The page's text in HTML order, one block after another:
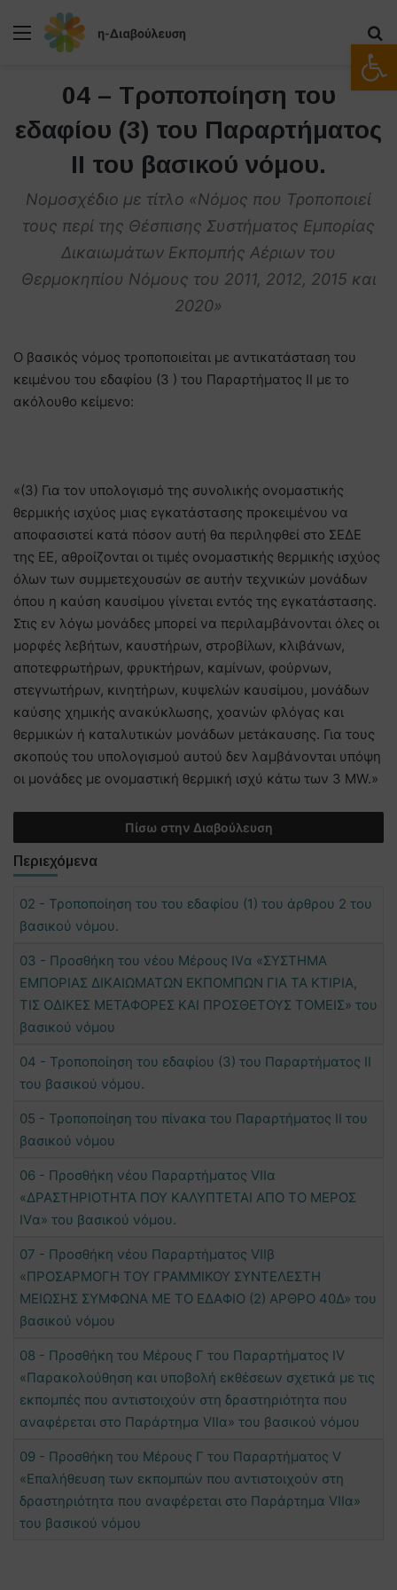
Μενού
04 – Τροποποίηση του
εδαφίου (3) του Παραρτήματος
II του βασικού νόμου.
Νομοσχέδιο με τίτλο «Νόμος που Τροποποιεί
τους περί της Θέσπισης Συστήματος Εμπορίας
Δικαιωμάτων Εκπομπής Αέριων του
Θερμοκηπίου Νόμους του 2011, 2012, 2015 και
2020»
Ο βασικός νόμος τροποποιείται με αντικατάσταση του
κειμένου του εδαφίου (3 ) του Παραρτήματος II με το
ακόλουθο κείμενο:
«(3) Για τον υπολογισμό της συνολικής ονομαστικής
θερμικής ισχύος μιας εγκατάστασης προκειμένου να
αποφασιστεί κατά πόσον αυτή θα περιληφθεί στο ΣΕΔΕ
της ΕΕ, αθροίζονται οι τιμές ονομαστικής θερμικής ισχύος
όλων των συμμετεχουσών σε αυτήν τεχνικών μονάδων
όπου η καύση καυσίμου γίνεται εντός της εγκατάστασης.
Στις εν λόγω μονάδες μπορεί να περιλαμβάνονται όλες οι
μορφές λεβήτων, καυστήρων, στροβίλων, κλιβάνων,
αποτεφρωτήρων, φρυκτήρων, καμίνων, φούρνων,
στεγνωτήρων, κινητήρων, κυψελών καυσίμου, μονάδων
καύσης χημικής ανακύκλωσης, χοανών φλόγας και
θερμικών ή καταλυτικών μονάδων μετάκαυσης. Για τους
σκοπούς του υπολογισμού αυτού δεν λαμβάνονται υπόψη
οι μονάδες με ονομαστική θερμική ισχύ κάτω των 3 MW.»
Πίσω στην Διαβούλευση
Περιεχόμενα
02 - Τροποποίηση του του εδαφίου (1) του άρθρου 2 του
βασικού νόμου.
03 - Προσθήκη του νέου Μέρους IVα «ΣΥΣΤΗΜΑ
ΕΜΠΟΡΙΑΣ ΔΙΚΑΙΩΜΑΤΩΝ ΕΚΠΟΜΠΩΝ ΓΙΑ ΤΑ ΚΤΙΡΙΑ,
ΤΙΣ ΟΔΙΚΕΣ ΜΕΤΑΦΟΡΕΣ ΚΑΙ ΠΡΟΣΘΕΤΟΥΣ ΤΟΜΕΙΣ» του
βασικού νόμου
04 - Τροποποίηση του εδαφίου (3) του Παραρτήματος II
του βασικού νόμου.
05 - Τροποποίηση του πίνακα του Παραρτήματος II του
βασικού νόμου
06 - Προσθήκη νέου Παραρτήματος VIΙα
«ΔΡΑΣΤΗΡΙΟΤΗΤΑ ΠΟΥ ΚΑΛΥΠΤΕΤΑΙ ΑΠΟ ΤΟ ΜΕΡΟΣ
IVα» του βασικού νόμου.
07 - Προσθήκη νέου Παραρτήματος VIΙβ
«ΠΡΟΣΑΡΜΟΓΗ ΤΟΥ ΓΡΑΜΜΙΚΟΥ ΣΥΝΤΕΛΕΣΤΗ
ΜΕΙΩΣΗΣ ΣΥΜΦΩΝΑ ΜΕ ΤΟ ΕΔΑΦΙΟ (2) ΑΡΘΡΟ 40Δ» του
βασικού νόμου
08 - Προσθήκη του Μέρους Γ του Παραρτήματος ΙV
«Παρακολούθηση και υποβολή εκθέσεων σχετικά με τις
εκπομπές που αντιστοιχούν στη δραστηριότητα που
αναφέρεται στο Παράρτημα VIΙα» του βασικού νόμου
09 - Προσθήκη του Μέρους Γ του Παραρτήματος V
«Επαλήθευση των εκπομπών που αντιστοιχούν στη
δραστηριότητα που αναφέρεται στο Παράρτημα VIΙα»
του βασικού νόμου